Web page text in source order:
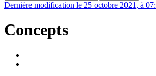
Dernière modification le 25 octobre 2021, à
Concepts